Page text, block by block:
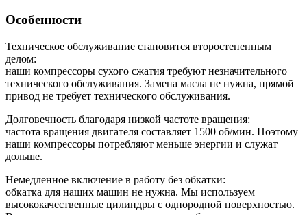
Особенности
Техническое обслуживание становится второстепенным
делом:
наши компрессоры сухого сжатия требуют незначительного
технического обслуживания. Замена масла не нужна, прямой
привод не требует технического обслуживания.
Долговечность благодаря низкой частоте вращения:
частота вращения двигателя составляет 1500 об/мин. Поэтому
наши компрессоры потребляют меньше энергии и служат
дольше.
Немедленное включение в работу без обкатки:
обкатка для наших машин не нужна. Мы используем
высококачественные цилиндры с однородной поверхностью.